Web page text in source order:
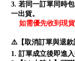
3. 若同一訂單同時
一出貨。
如需優先收到現
⚠️【取消訂單與退款
1. 訂單成立後即進